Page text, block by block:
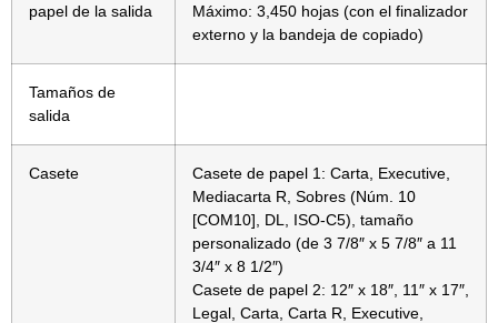
papel de la salida
Máximo: 3,450 hojas (con el finalizador
externo y la bandeja de copiado)
Tamaños de
salida
Casete
Casete de papel 1: Carta, Executive,
Mediacarta R, Sobres (Núm. 10
[COM10], DL, ISO-C5), tamaño
personalizado (de 3 7/8″ x 5 7/8″ a 11
3/4″ x 8 1/2″)
Casete de papel 2: 12″ x 18″, 11″ x 17″,
Legal, Carta, Carta R, Executive,